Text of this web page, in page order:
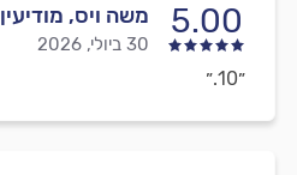
5.00 משה ויס, מודיעין
30 ביולי, 2026
״10.״